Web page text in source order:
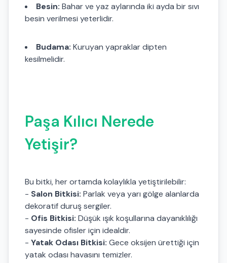
Besin: Bahar ve yaz aylarında iki ayda bir sıvı
besin verilmesi yeterlidir.
Budama: Kuruyan yapraklar dipten
kesilmelidir.
Paşa Kılıcı Nerede
Yetişir?
Bu bitki, her ortamda kolaylıkla yetiştirilebilir:
- Salon Bitkisi: Parlak veya yarı gölge alanlarda
dekoratif duruş sergiler.
- Ofis Bitkisi: Düşük ışık koşullarına dayanıklılığı
sayesinde ofisler için idealdir.
- Yatak Odası Bitkisi: Gece oksijen ürettiği için
yatak odası havasını temizler.